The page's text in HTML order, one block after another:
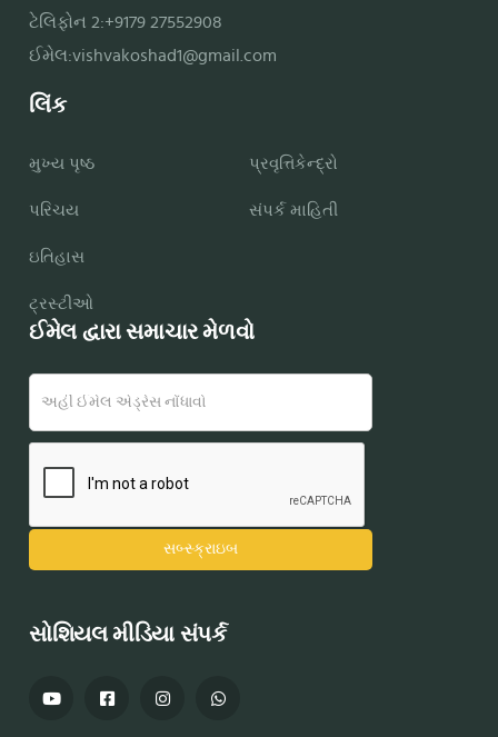
ટેલિફોન 2:+9179 27552908
ઈમેલ:vishvakoshad1@gmail.com
લિંક
મુખ્ય પૃષ્ઠ
પરિચય
ઇતિહાસ
ટ્રસ્ટીઓ
પ્રવૃત્તિકેન્દ્રો
સંપર્ક માહિતી
ઈમેલ દ્વારા સમાચાર મેળવો
સોશિયલ મીડિયા સંપર્ક